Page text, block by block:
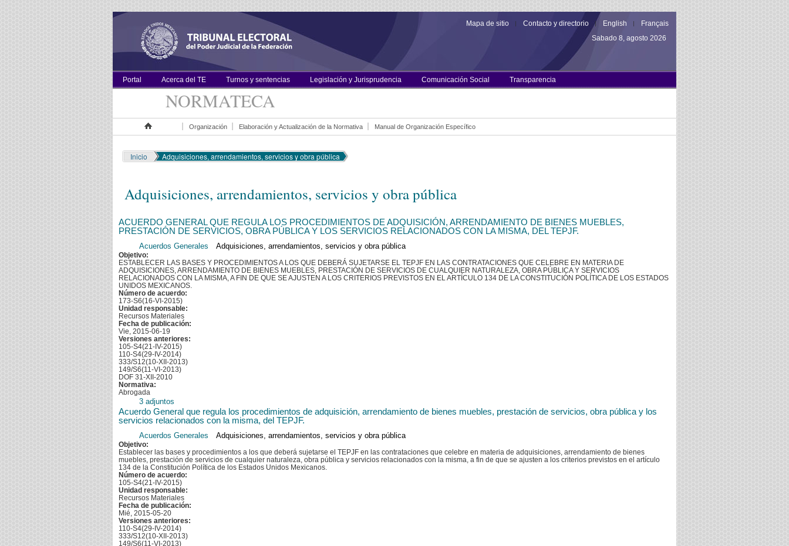
Mapa de sitio Contacto y directorio English
Français
Sabado 8, agosto 2026
Portal Acerca del TE Turnos y sentencias Legislación y Jurisprudencia Comunicación Social Transparencia
NORMATECA
Organización Elaboración y Actualización de la Normativa Manual de Organización Específico
Inicio Adquisiciones, arrendamientos, servicios y obra pública
Adquisiciones, arrendamientos, servicios y obra pública
ACUERDO GENERAL QUE REGULA LOS PROCEDIMIENTOS DE ADQUISICIÓN, ARRENDAMIENTO DE BIENES MUEBLES,
PRESTACIÓN DE SERVICIOS, OBRA PÚBLICA Y LOS SERVICIOS RELACIONADOS CON LA MISMA, DEL TEPJF.
Acuerdos Generales Adquisiciones, arrendamientos, servicios y obra pública
Objetivo:
ESTABLECER LAS BASES Y PROCEDIMIENTOS A LOS QUE DEBERÁ SUJETARSE EL TEPJF EN LAS CONTRATACIONES QUE CELEBRE EN MATERIA DE
ADQUISICIONES, ARRENDAMIENTO DE BIENES MUEBLES, PRESTACIÓN DE SERVICIOS DE CUALQUIER NATURALEZA, OBRA PÚBLICA Y SERVICIOS
RELACIONADOS CON LA MISMA, A FIN DE QUE SE AJUSTEN A LOS CRITERIOS PREVISTOS EN EL ARTÍCULO 134 DE LA CONSTITUCIÓN POLÍTICA DE LOS ESTADOS
UNIDOS MEXICANOS.
Número de acuerdo:
173-S6(16-VI-2015)
Unidad responsable:
Recursos Materiales
Fecha de publicación:
Vie, 2015-06-19
Versiones anteriores:
105-S4(21-IV-2015)
110-S4(29-IV-2014)
333/S12(10-XII-2013)
149/S6(11-VI-2013)
DOF 31-XII-2010
Normativa:
Abrogada
3 adjuntos
Acuerdo General que regula los procedimientos de adquisición, arrendamiento de bienes muebles, prestación de servicios, obra pública y los
servicios relacionados con la misma, del TEPJF.
Acuerdos Generales Adquisiciones, arrendamientos, servicios y obra pública
Objetivo:
Establecer las bases y procedimientos a los que deberá sujetarse el TEPJF en las contrataciones que celebre en materia de adquisiciones, arrendamiento de bienes
muebles, prestación de servicios de cualquier naturaleza, obra pública y servicios relacionados con la misma, a fin de que se ajusten a los criterios previstos en el artículo
134 de la Constitución Política de los Estados Unidos Mexicanos.
Número de acuerdo:
105-S4(21-IV-2015)
Unidad responsable:
Recursos Materiales
Fecha de publicación:
Mié, 2015-05-20
Versiones anteriores:
110-S4(29-IV-2014)
333/S12(10-XII-2013)
149/S6(11-VI-2013)